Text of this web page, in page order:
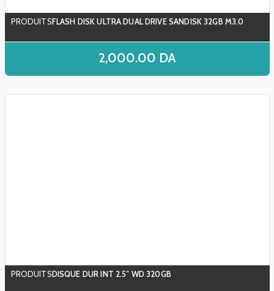
FLASH DISK ULTRA DUAL DRIVE SANDISK 32GB M3.0
2,000.00 DA
DISQUE DUR INT 2.5″ WD 320GB